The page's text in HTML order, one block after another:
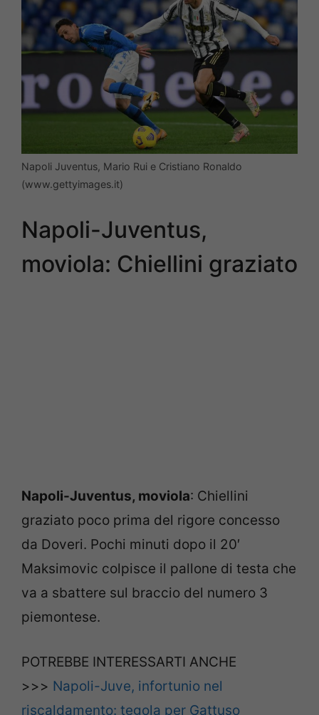
Napoli Juventus, Mario Rui e Cristiano Ronaldo
(www.gettyimages.it)
Napoli-Juventus,
moviola: Chiellini graziato
Napoli-Juventus, moviola: Chiellini
graziato poco prima del rigore concesso
da Doveri. Pochi minuti dopo il 20′
Maksimovic colpisce il pallone di testa che
va a sbattere sul braccio del numero 3
piemontese.
POTREBBE INTERESSARTI ANCHE
>>> Napoli-Juve, infortunio nel
riscaldamento: tegola per Gattuso